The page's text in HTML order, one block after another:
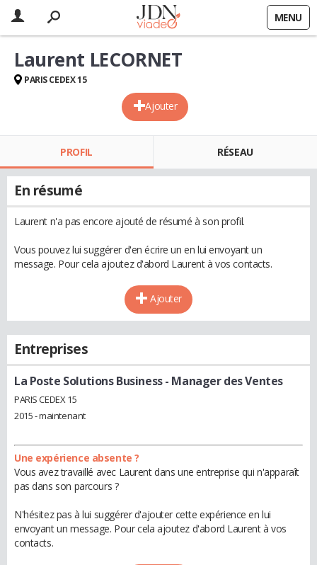
MENU
Ajouter
Laurent LECORNET
PARIS CEDEX 15
PROFIL RÉSEAU
En résumé
Laurent n'a pas encore ajouté de résumé à son profil.
Vous pouvez lui suggérer d'en écrire un en lui envoyant un
message. Pour cela ajoutez d'abord Laurent à vos contacts.
Ajouter
Entreprises
La Poste Solutions Business- Manager des Ventes
PARIS CEDEX 15
2015 - maintenant
Une expérience absente ?
Vous avez travaillé avec Laurent dans une entreprise qui n'apparaît
pas dans son parcours ?
N'hésitez pas à lui suggérer d'ajouter cette expérience en lui
envoyant un message. Pour cela ajoutez d'abord Laurent à vos
contacts.